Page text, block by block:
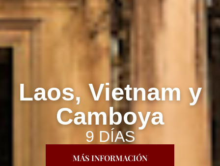
Laos, Vietnam y
Camboya
9 DÍAS
MÁS INFORMACIÓN